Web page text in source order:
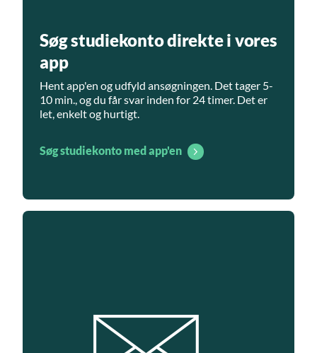
Søg studiekonto direkte i vores
app
Hent app'en og udfyld ansøgningen. Det tager 5-
10 min., og du får svar inden for 24 timer. Det er
let, enkelt og hurtigt.
Søg studiekonto med app'en